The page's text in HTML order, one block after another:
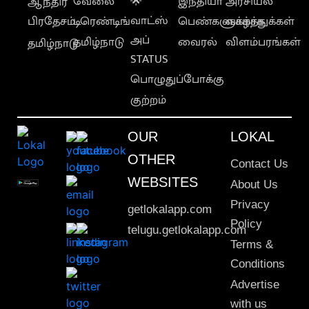
பிரதேசம்
தமிழ்நாடு
டிரெண்டிங்
தமிழ்நாடு
வாட்ஸ்
அப்
STATUS
பொழுதுப்போக்கு
குற்றம்
பெண்களுக்காக
வைரல்
வாழ்த்துக்கள்
விளம்பரங்கள்
OUR
OTHER
WEBSITES
getlokalapp.com
telugu.getlokalapp.com
LOKAL
Contact Us
About Us
Privacy
Policy
Terms &
Conditions
Advertise
with us